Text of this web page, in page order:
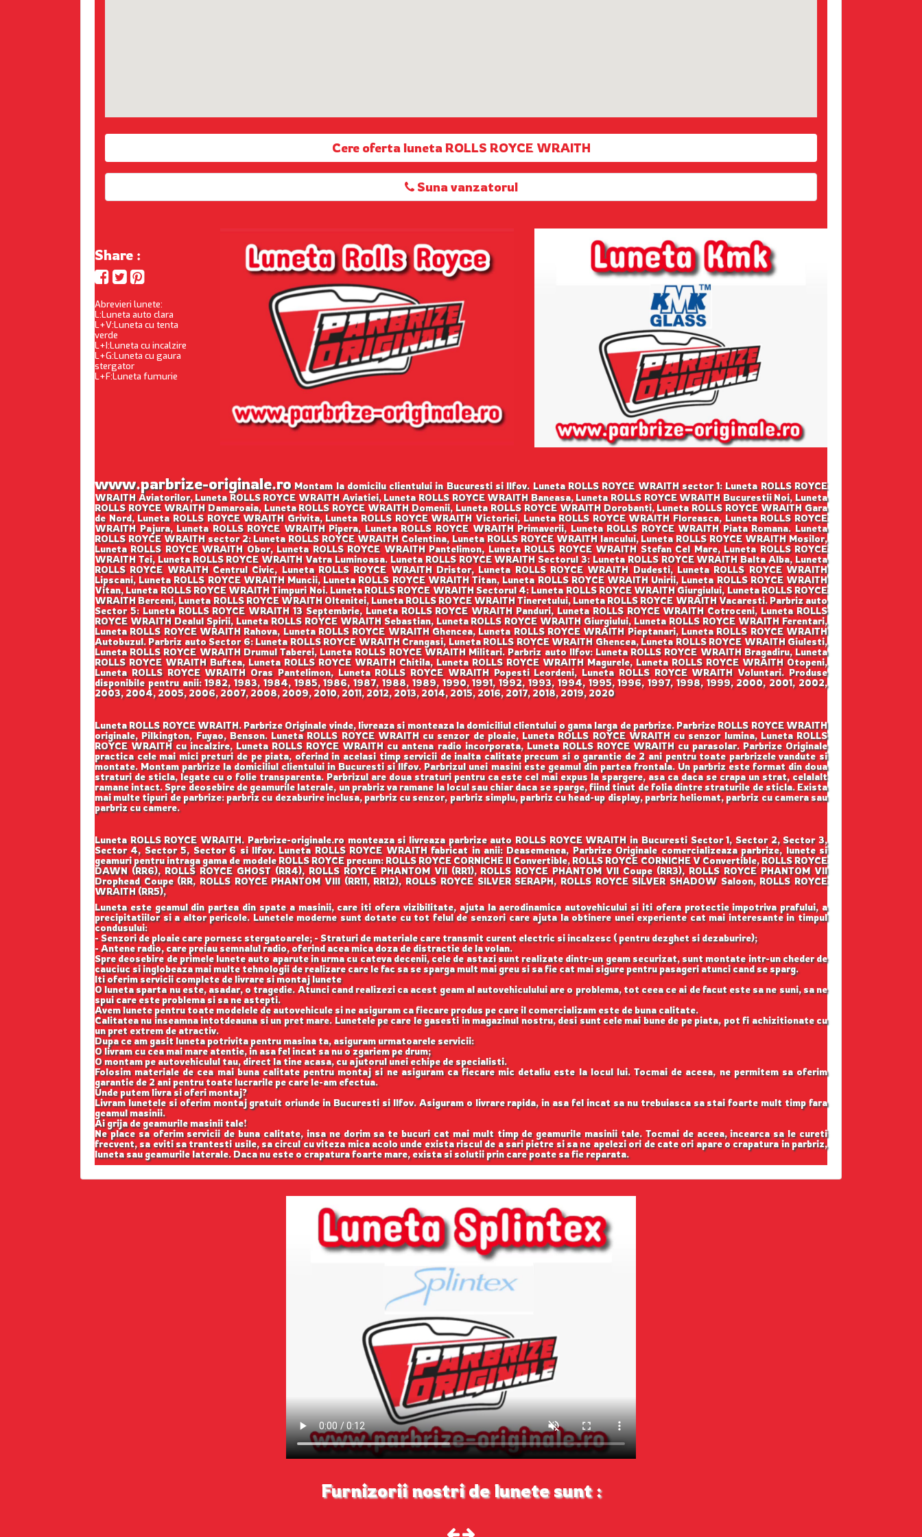
Cere oferta luneta ROLLS ROYCE WRAITH
Suna vanzatorul
Share :
Abrevieri lunete:
L:Luneta auto clara
L+V:Luneta cu tenta
verde
L+I:Luneta cu incalzire
L+G:Luneta cu gaura
stergator
L+F:Luneta fumurie
www.parbrize-originale.roMontam la domicilu clientului in Bucuresti si Ilfov. Luneta ROLLS ROYCE WRAITH sector 1: Luneta ROLLS ROYCE
WRAITH Aviatorilor, Luneta ROLLS ROYCE WRAITH Aviatiei, Luneta ROLLS ROYCE WRAITH Baneasa, Luneta ROLLS ROYCE WRAITH Bucurestii Noi, Luneta
ROLLS ROYCE WRAITH Damaroaia, Luneta ROLLS ROYCE WRAITH Domenii, Luneta ROLLS ROYCE WRAITH Dorobanti, Luneta ROLLS ROYCE WRAITH Gara
de Nord, Luneta ROLLS ROYCE WRAITH Grivita, Luneta ROLLS ROYCE WRAITH Victoriei, Luneta ROLLS ROYCE WRAITH Floreasca, Luneta ROLLS ROYCE
WRAITH Pajura, Luneta ROLLS ROYCE WRAITH Pipera, Luneta ROLLS ROYCE WRAITH Primaverii, Luneta ROLLS ROYCE WRAITH Piata Romana. Luneta
ROLLS ROYCE WRAITH sector 2: Luneta ROLLS ROYCE WRAITH Colentina, Luneta ROLLS ROYCE WRAITH Iancului, Luneta ROLLS ROYCE WRAITH Mosilor,
Luneta ROLLS ROYCE WRAITH Obor, Luneta ROLLS ROYCE WRAITH Pantelimon, Luneta ROLLS ROYCE WRAITH Stefan Cel Mare, Luneta ROLLS ROYCE
WRAITH Tei, Luneta ROLLS ROYCE WRAITH Vatra Luminoasa. Luneta ROLLS ROYCE WRAITH Sectorul 3: Luneta ROLLS ROYCE WRAITH Balta Alba, Luneta
ROLLS ROYCE WRAITH Centrul Civic, Luneta ROLLS ROYCE WRAITH Dristor, Luneta ROLLS ROYCE WRAITH Dudesti, Luneta ROLLS ROYCE WRAITH
Lipscani, Luneta ROLLS ROYCE WRAITH Muncii, Luneta ROLLS ROYCE WRAITH Titan, Luneta ROLLS ROYCE WRAITH Unirii, Luneta ROLLS ROYCE WRAITH
Vitan, Luneta ROLLS ROYCE WRAITH Timpuri Noi. Luneta ROLLS ROYCE WRAITH Sectorul 4: Luneta ROLLS ROYCE WRAITH Giurgiului, Luneta ROLLS ROYCE
WRAITH Berceni, Luneta ROLLS ROYCE WRAITH Oltenitei, Luneta ROLLS ROYCE WRAITH Tineretului, Luneta ROLLS ROYCE WRAITH Vacaresti. Parbriz auto
Sector 5: Luneta ROLLS ROYCE WRAITH 13 Septembrie, Luneta ROLLS ROYCE WRAITH Panduri, Luneta ROLLS ROYCE WRAITH Cotroceni, Luneta ROLLS
ROYCE WRAITH Dealul Spirii, Luneta ROLLS ROYCE WRAITH Sebastian, Luneta ROLLS ROYCE WRAITH Giurgiului, Luneta ROLLS ROYCE WRAITH Ferentari,
Luneta ROLLS ROYCE WRAITH Rahova, Luneta ROLLS ROYCE WRAITH Ghencea, Luneta ROLLS ROYCE WRAITH Pieptanari, Luneta ROLLS ROYCE WRAITH
Autobuzul. Parbriz auto Sector 6: Luneta ROLLS ROYCE WRAITH Crangasi, Luneta ROLLS ROYCE WRAITH Ghencea, Luneta ROLLS ROYCE WRAITH Giulesti,
Luneta ROLLS ROYCE WRAITH Drumul Taberei, Luneta ROLLS ROYCE WRAITH Militari. Parbriz auto Ilfov: Luneta ROLLS ROYCE WRAITH Bragadiru, Luneta
ROLLS ROYCE WRAITH Buftea, Luneta ROLLS ROYCE WRAITH Chitila, Luneta ROLLS ROYCE WRAITH Magurele, Luneta ROLLS ROYCE WRAITH Otopeni,
Luneta ROLLS ROYCE WRAITH Oras Pantelimon, Luneta ROLLS ROYCE WRAITH Popesti Leordeni, Luneta ROLLS ROYCE WRAITH Voluntari. Produse
disponibile pentru anii: 1982, 1983, 1984, 1985, 1986, 1987, 1988, 1989, 1990, 1991, 1992, 1993, 1994, 1995, 1996, 1997, 1998, 1999, 2000, 2001, 2002,
2003, 2004, 2005, 2006, 2007, 2008, 2009, 2010, 2011, 2012, 2013, 2014, 2015, 2016, 2017, 2018, 2019, 2020
Luneta ROLLS ROYCE WRAITH. Parbrize Originale vinde, livreaza si monteaza la domiciliul clientului o gama larga de parbrize. Parbrize ROLLS ROYCE WRAITH
originale, Pilkington, Fuyao, Benson. Luneta ROLLS ROYCE WRAITH cu senzor de ploaie, Luneta ROLLS ROYCE WRAITH cu senzor lumina, Luneta ROLLS
ROYCE WRAITH cu incalzire, Luneta ROLLS ROYCE WRAITH cu antena radio incorporata, Luneta ROLLS ROYCE WRAITH cu parasolar. Parbrize Originale
practica cele mai mici preturi de pe piata, oferind in acelasi timp servicii de inalta calitate precum si o garantie de 2 ani pentru toate parbrizele vandute si
montate. Montam parbrize la domiciliul clientului in Bucuresti si Ilfov. Parbrizul unei masini este geamul din partea frontala. Un parbriz este format din doua
straturi de sticla, legate cu o folie transparenta. Parbrizul are doua straturi pentru ca este cel mai expus la spargere, asa ca daca se crapa un strat, celalalt
ramane intact. Spre deosebire de geamurile laterale, un prabriz va ramane la locul sau chiar daca se sparge, fiind tinut de folia dintre straturile de sticla. Exista
mai multe tipuri de parbrize: parbriz cu dezaburire inclusa, parbriz cu senzor, parbriz simplu, parbriz cu head-up display, parbriz heliomat, parbriz cu camera sau
parbriz cu camere.
Luneta ROLLS ROYCE WRAITH. Parbrize-originale.ro monteaza si livreaza parbrize auto ROLLS ROYCE WRAITH in Bucuresti Sector 1, Sector 2, Sector 3,
Sector 4, Sector 5, Sector 6 si Ilfov. Luneta ROLLS ROYCE WRAITH fabricat in anii: Deasemenea, Parbrize Originale comercializeaza parbrize, lunete si
geamuri pentru intraga gama de modele ROLLS ROYCE precum: ROLLS ROYCE CORNICHE II Convertible, ROLLS ROYCE CORNICHE V Convertible, ROLLS ROYCE
DAWN (RR6), ROLLS ROYCE GHOST (RR4), ROLLS ROYCE PHANTOM VII (RR1), ROLLS ROYCE PHANTOM VII Coupe (RR3), ROLLS ROYCE PHANTOM VII
Drophead Coupe (RR, ROLLS ROYCE PHANTOM VIII (RR11, RR12), ROLLS ROYCE SILVER SERAPH, ROLLS ROYCE SILVER SHADOW Saloon, ROLLS ROYCE
WRAITH (RR5),
Luneta este geamul din partea din spate a masinii, care iti ofera vizibilitate, ajuta la aerodinamica autovehicului si iti ofera protectie impotriva prafului, a
precipitatiilor si a altor pericole. Lunetele moderne sunt dotate cu tot felul de senzori care ajuta la obtinere unei experiente cat mai interesante in timpul
condusului:
- Senzori de ploaie care pornesc stergatoarele; - Straturi de materiale care transmit curent electric si incalzesc ( pentru dezghet si dezaburire);
- Antene radio, care preiau semnalul radio, oferind acea mica doza de distractie de la volan.
Spre deosebire de primele lunete auto aparute in urma cu cateva decenii, cele de astazi sunt realizate dintr-un geam securizat, sunt montate intr-un cheder de
cauciuc si inglobeaza mai multe tehnologii de realizare care le fac sa se sparga mult mai greu si sa fie cat mai sigure pentru pasageri atunci cand se sparg.
Iti oferim servicii complete de livrare si montaj lunete
O luneta sparta nu este, asadar, o tragedie. Atunci cand realizezi ca acest geam al autovehiculului are o problema, tot ceea ce ai de facut este sa ne suni, sa ne
spui care este problema si sa ne astepti.
Avem lunete pentru toate modelele de autovehicule si ne asiguram ca fiecare produs pe care il comercializam este de buna calitate.
Calitatea nu inseamna intotdeauna si un pret mare. Lunetele pe care le gasesti in magazinul nostru, desi sunt cele mai bune de pe piata, pot fi achizitionate cu
un pret extrem de atractiv.
Dupa ce am gasit luneta potrivita pentru masina ta, asiguram urmatoarele servicii:
O livram cu cea mai mare atentie, in asa fel incat sa nu o zgariem pe drum;
O montam pe autovehiculul tau, direct la tine acasa, cu ajutorul unei echipe de specialisti.
Folosim materiale de cea mai buna calitate pentru montaj si ne asiguram ca fiecare mic detaliu este la locul lui. Tocmai de aceea, ne permitem sa oferim
garantie de 2 ani pentru toate lucrarile pe care le-am efectua.
Unde putem livra si oferi montaj?
Livram lunetele si oferim montaj gratuit oriunde in Bucuresti si Ilfov. Asiguram o livrare rapida, in asa fel incat sa nu trebuiasca sa stai foarte mult timp fara
geamul masinii.
Ai grija de geamurile masinii tale!
Ne place sa oferim servicii de buna calitate, insa ne dorim sa te bucuri cat mai mult timp de geamurile masinii tale. Tocmai de aceea, incearca sa le cureti
frecvent, sa eviti sa trantesti usile, sa circul cu viteza mica acolo unde exista riscul de a sari pietre si sa ne apelezi ori de cate ori apare o crapatura in parbriz,
luneta sau geamurile laterale. Daca nu este o crapatura foarte mare, exista si solutii prin care poate sa fie reparata.
Furnizorii nostri de lunete sunt :